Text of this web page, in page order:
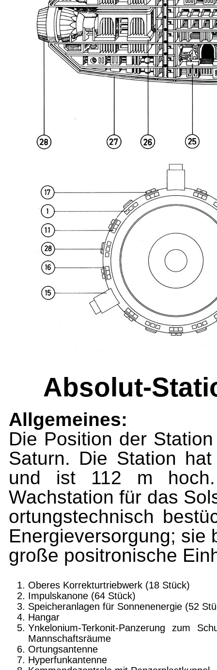
Absolut-
Allgemeines:
Die Position der
Saturn. Die Station
und ist 112 m
Wachstation für das
ortungstechnisch
Energieversorgung; sie
große positronische
Oberes Korrekturtriebwerk (18 Stück)
Impulskanone (64 Stück)
Speicheranlagen für Sonnenenergie (52
Hangar
Ynkelonium-Terkonit-Panzerung zum
Mannschaftsräume
Ortungsantenne
Hyperfunkantenne